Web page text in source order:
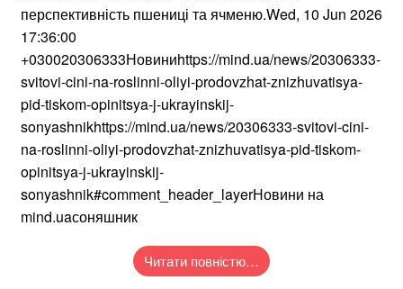
перспективність пшениці та ячменю.Wed, 10 Jun 2026
17:36:00
+030020306333Новиниhttps://mind.ua/news/20306333-
svitovi-cini-na-roslinni-oliyi-prodovzhat-znizhuvatisya-
pid-tiskom-opinitsya-j-ukrayinskij-
sonyashnikhttps://mind.ua/news/20306333-svitovi-cini-
na-roslinni-oliyi-prodovzhat-znizhuvatisya-pid-tiskom-
opinitsya-j-ukrayinskij-
sonyashnik#comment_header_layerНовини на
mind.uaсоняшник
Читати повністю…